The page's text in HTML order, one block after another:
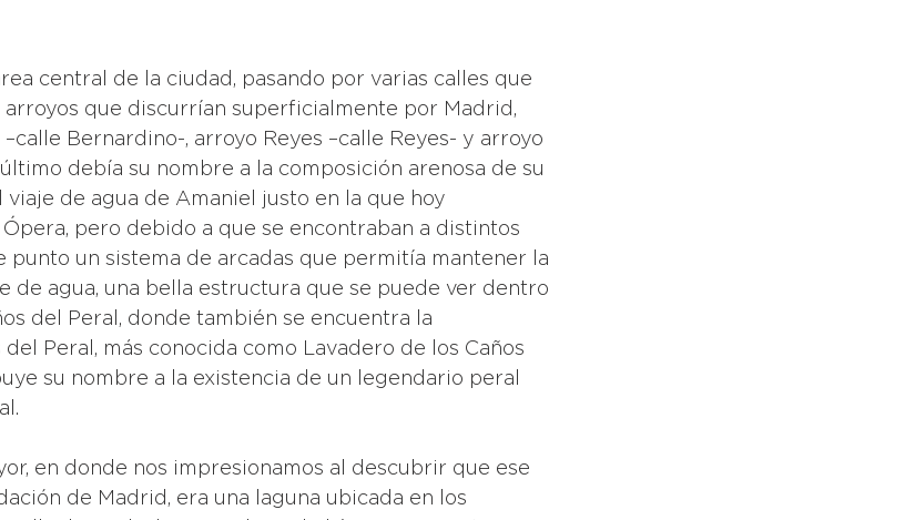
central de la ciudad, pasando por varias calles que
que discurrían superficialmente por Madrid,
Bernardino-, arroyo Reyes –calle Reyes- y arroyo
debía su nombre a la composición arenosa de su
de agua de Amaniel justo en la que hoy
pero debido a que se encontraban a distintos
punto un sistema de arcadas que permitía mantener la
de agua, una bella estructura que se puede ver dentro
del Peral, donde también se encuentra la
Peral, más conocida como Lavadero de los Caños
su nombre a la existencia de un legendario peral
en donde nos impresionamos al descubrir que ese
de Madrid, era una laguna ubicada en los